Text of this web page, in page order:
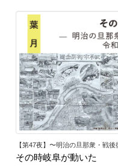
1
【第47夜】〜明治の旦那衆・戦
その時岐阜が動いた